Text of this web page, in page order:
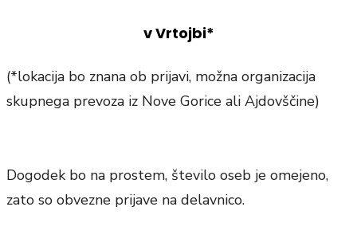
v Vrtojbi*
(*lokacija bo znana ob prijavi, možna organizacija
skupnega prevoza iz Nove Gorice ali Ajdovščine)
Dogodek bo na prostem, število oseb je omejeno,
zato so obvezne prijave na delavnico.